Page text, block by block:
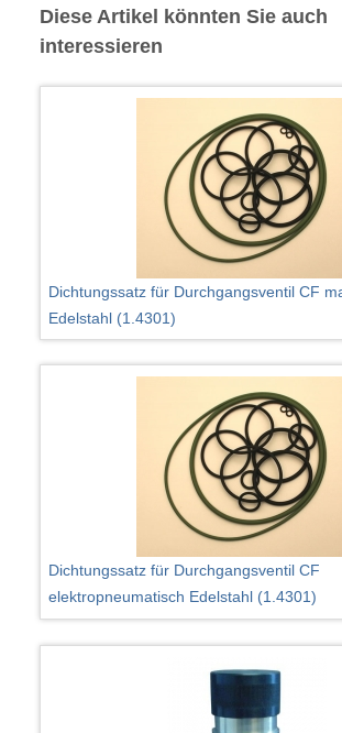
Diese Artikel könnten Sie auch
interessieren
Dichtungssatz für Durchgangsventil CF
Edelstahl (1.4301)
Dichtungssatz für Durchgangsventil CF
elektropneumatisch Edelstahl (1.4301)